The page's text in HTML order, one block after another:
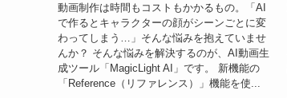
動画制作は時間もコストもかかるもの。「AI
で作るとキャラクターの顔がシーンごとに変
わってしまう…」そんな悩みを抱えていませ
んか？ そんな悩みを解決するのが、AI動画生
成ツール「MagicLight AI」です。 新機能の
「Reference（リファレンス）」機能を使...